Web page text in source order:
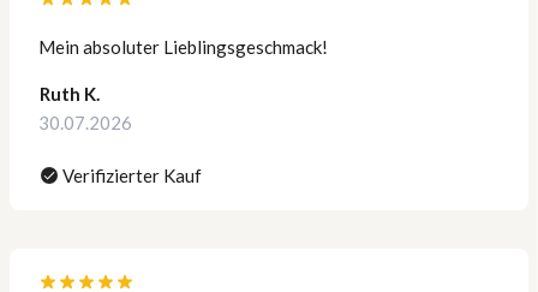
Mein absoluter Lieblingsgeschmack!
Ruth K.
30.07.2026
Verifizierter Kauf